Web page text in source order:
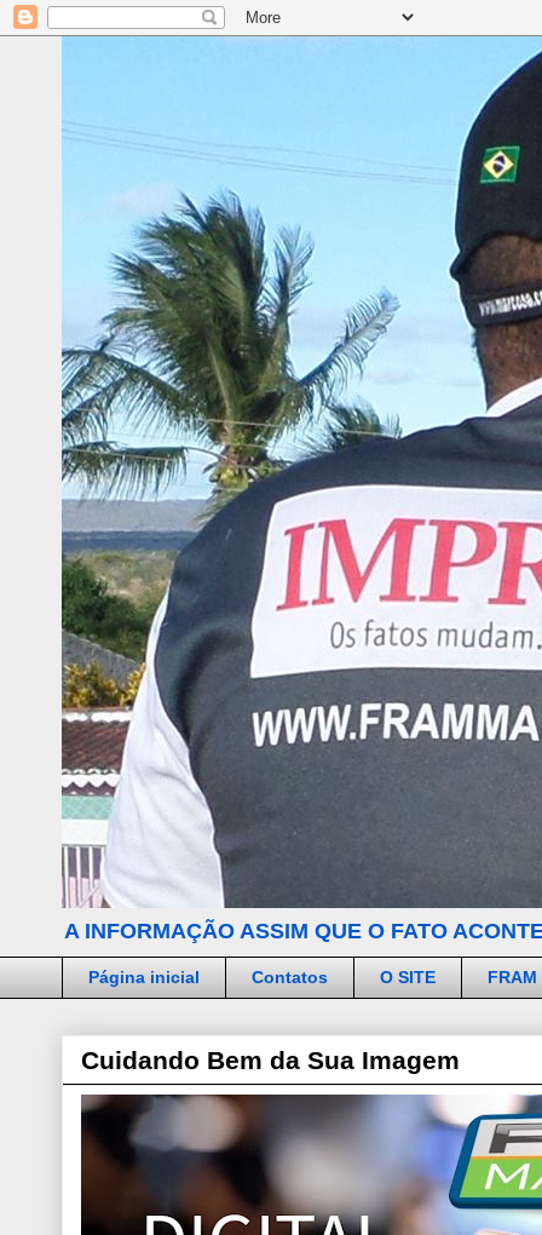
A INFORMAÇÃO ASSIM QUE O FATO
Página inicial Contatos O SITE FRAM
Cuidando Bem da Sua Imagem